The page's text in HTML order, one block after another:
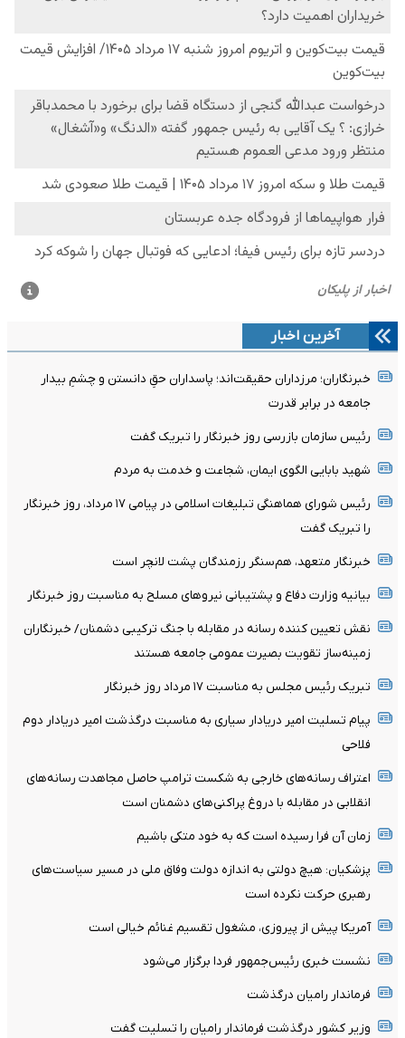
آخرین اخبار
خبرنگاران؛ مرزداران حقیقت‌اند؛ پاسداران حقِ دانستن و چشمِ بیدار
جامعه در برابر قدرت
رئیس سازمان بازرسی روز خبرنگار را تبریک گفت
شهید بابایی الگوی ایمان، شجاعت و خدمت به مردم
رئیس شورای هماهنگی تبلیغات اسلامی در پیامی ۱۷ مرداد، روز خبرنگار
را تبریک گفت
خبرنگار متعهد، هم‌سنگر رزمندگان پشت لانچر است
بیانیه وزارت دفاع و پشتیبانی نیروهای مسلح به مناسبت روز خبرنگار
نقش تعیین کننده رسانه در مقابله با جنگ ترکیبی دشمنان/ خبرنگاران
زمینه‌ساز تقویت بصیرت عمومی جامعه هستند
تبریک رئیس مجلس به مناسبت ۱۷ مرداد روز خبرنگار
پیام تسلیت امیر دریادار سیاری به مناسبت درگذشت امیر دریادار دوم‌
فلاحی
اعتراف رسانه‌های خارجی به شکست ترامپ حاصل مجاهدت رسانه‌های
انقلابی در مقابله با دروغ پراکنی‌های دشمنان است
زمان آن فرا رسیده است که به خود متکی باشیم
پزشکیان: هیچ دولتی به اندازه دولت وفاق ملی در مسیر سیاست‌های
رهبری حرکت نکرده است
آمریکا پیش از پیروزی، مشغول تقسیم غنائم خیالی است
نشست خبری رئیس‌جمهور فردا برگزار می‌شود
فرماندار رامیان درگذشت
وزیر کشور درگذشت فرماندار رامیان را تسلیت گفت